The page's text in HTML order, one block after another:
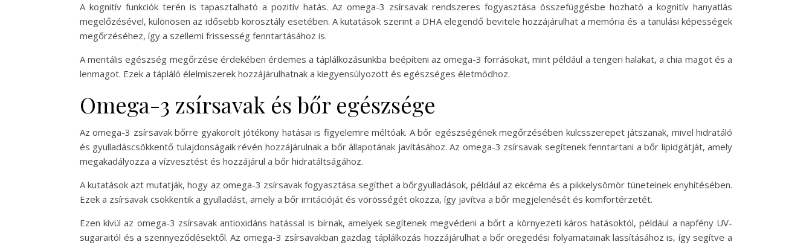
A kognitív funkciók terén is tapasztalható a pozitív hatás. Az omega-3 zsírsavak rendszeres fogyasztása összefüggésbe hozható a kognitív hanyatlás
megelőzésével, különösen az idősebb korosztály esetében. A kutatások szerint a DHA elegendő bevitele hozzájárulhat a memória és a tanulási képességek
megőrzéséhez, így a szellemi frissesség fenntartásához is.
A mentális egészség megőrzése érdekében érdemes a táplálkozásunkba beépíteni az omega-3 forrásokat, mint például a tengeri halakat, a chia magot és a
lenmagot. Ezek a tápláló élelmiszerek hozzájárulhatnak a kiegyensúlyozott és egészséges életmódhoz.
Omega-3 zsírsavak és bőr egészsége
Az omega-3 zsírsavak bőrre gyakorolt jótékony hatásai is figyelemre méltóak. A bőr egészségének megőrzésében kulcsszerepet játszanak, mivel hidratáló
és gyulladáscsökkentő tulajdonságaik révén hozzájárulnak a bőr állapotának javításához. Az omega-3 zsírsavak segítenek fenntartani a bőr lipidgátját, amely
megakadályozza a vízvesztést és hozzájárul a bőr hidratáltságához.
A kutatások azt mutatják, hogy az omega-3 zsírsavak fogyasztása segíthet a bőrgyulladások, például az ekcéma és a pikkelysömör tüneteinek enyhítésében.
Ezek a zsírsavak csökkentik a gyulladást, amely a bőr irritációját és vörösségét okozza, így javítva a bőr megjelenését és komfortérzetét.
Ezen kívül az omega-3 zsírsavak antioxidáns hatással is bírnak, amelyek segítenek megvédeni a bőrt a környezeti káros hatásoktól, például a napfény UV-
sugaraitól és a szennyeződésektől. Az omega-3 zsírsavakban gazdag táplálkozás hozzájárulhat a bőr öregedési folyamatainak lassításához is, így segítve a